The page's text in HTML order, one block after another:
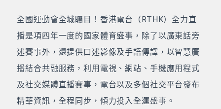
全國運動會全城矚目！香港電台（RTHK）全力直
播是項四年一度的國家體育盛事，除了以廣東話旁
述賽事外，還提供口述影像及手語傳譯，以智慧廣
播結合共融服務，利用電視、網站、手機應用程式
及社交媒體直播賽事，電台以及多個社交平台發布
精華資訊，全程同步，傾力投入全運盛事。